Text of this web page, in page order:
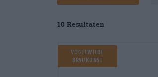
10 Resultaten
Vogelwilde
Braukunst